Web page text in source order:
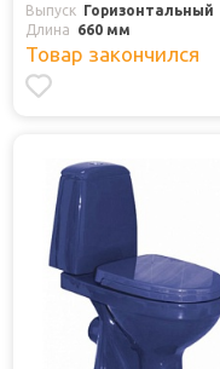
Выпуск Горизонтальный
Длина
660 мм
Товар закончился